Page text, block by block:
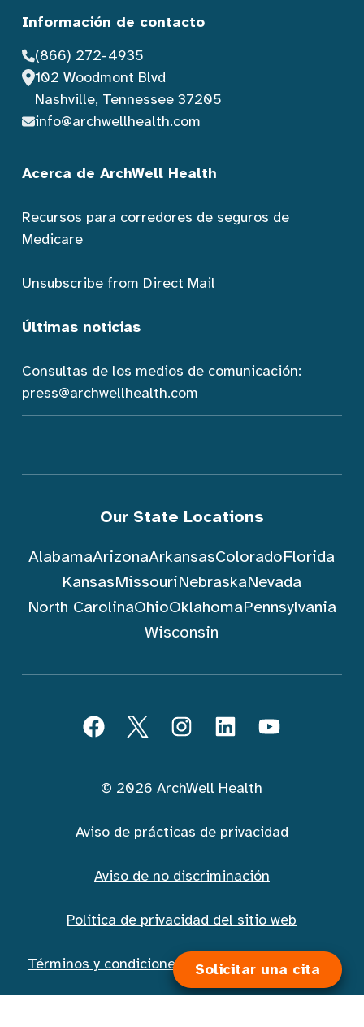
Solicitar una cita
Información de contacto
(866) 272-4935
102 Woodmont Blvd
Nashville, Tennessee 37205
info@archwellhealth.com
Acerca de ArchWell Health
Recursos para corredores de seguros de
Medicare
Unsubscribe from Direct Mail
Últimas noticias
Consultas de los medios de comunicación:
press@archwellhealth.com
Our State Locations
AlabamaArizonaArkansasColoradoFlorida
KansasMissouriNebraskaNevada
North CarolinaOhioOklahomaPennsylvania
Wisconsin
FacebookTwitterInstagramLinkedInYouTube
© 2026 ArchWell Health
Aviso de prácticas de privacidad
Aviso de no discriminación
Política de privacidad del sitio web
Términos y condiciones de la mensajería móvil